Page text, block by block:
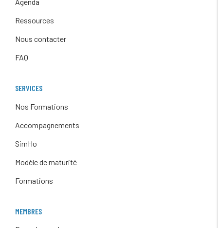
Ressources
Nous contacter
FAQ
SERVICES
Nos Formations
Accompagnements
SimHo
Modèle de maturité
Formations
MEMBRES